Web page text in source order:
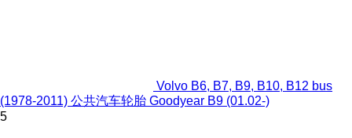
Volvo B6, B7, B9, B10, B12 bus
(1978-2011) 公共汽车轮胎 Goodyear B9 (01.02-)
5